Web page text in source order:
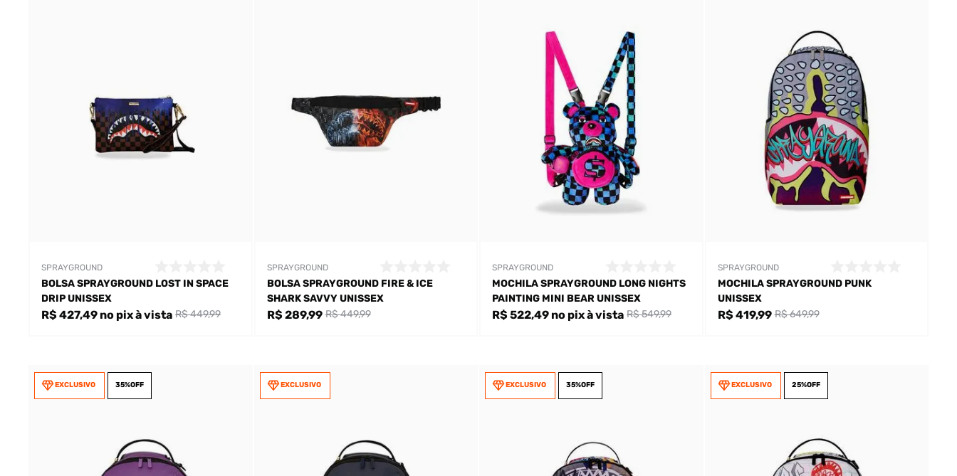
Bem-Vindo à artwalk
SPRAYGROUND
BOLSA SPRAYGROUND LOST IN SPACE
DRIP UNISSEX
R$ 427,49 no pixà vista R$ 449,99
SPRAYGROUND
BOLSA SPRAYGROUND FIRE & ICE
SHARK SAVVY UNISSEX
R$ 289,99 R$ 449,99
SPRAYGROUND
MOCHILA SPRAYGROUND LONG NIGHTS
PAINTING MINI BEAR UNISSEX
R$ 522,49 no pixà vista R$ 549,99
SPRAYGROUND
MOCHILA SPRAYGROUND PUNK
UNISSEX
R$ 419,99 R$ 649,99
EXCLUSIVO 35%OFF EXCLUSIVO EXCLUSIVO 35%OFF EXCLUSIVO 25%OFF